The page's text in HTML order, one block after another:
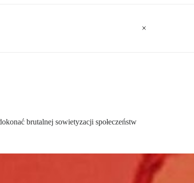
brutalnej sowietyzacji społeczeństw